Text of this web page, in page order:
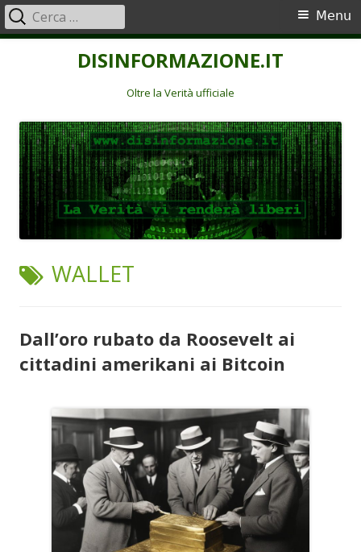
DISINFORMAZIONE.IT
Oltre la Verità ufficiale
Menu
principale
Menu
Ricerca
per:
TAG:
WALLET
Dall’oro rubato da Roosevelt ai
cittadini amerikani ai Bitcoin